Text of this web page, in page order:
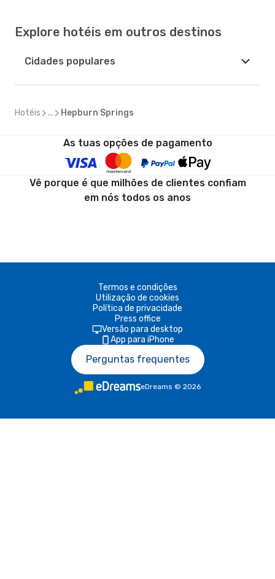
Explore hotéis em outros destinos
Cidades populares
Hotéis ... Hepburn Springs
As tuas opções de pagamento
Vê porque é que milhões de clientes confiam
em nós todos os anos
Termos e condições
Utilização de cookies
Política de privacidade
Press office
Versão para desktop
App para iPhone
Perguntas frequentes
eDreams © 2026